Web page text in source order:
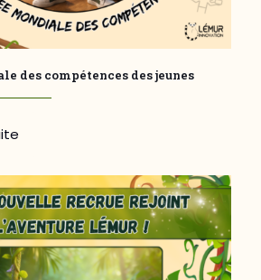
des compétences des jeunes